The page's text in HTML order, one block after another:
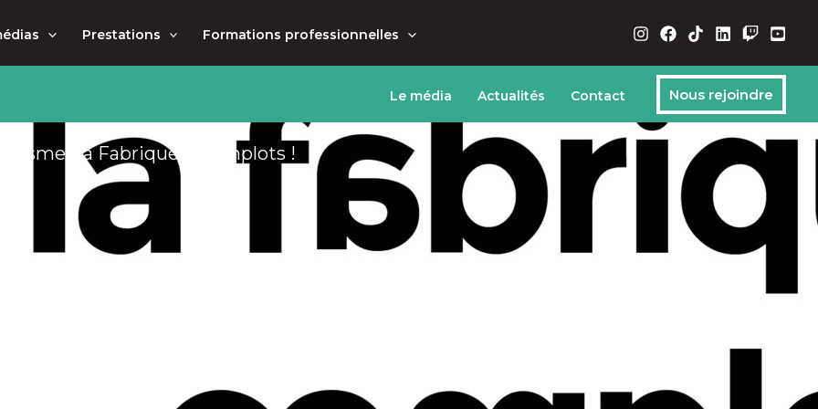
Prestations Formations professionnelles
Le média Actualités Contact Nous rejoindre
: la Fabrique à Complots !